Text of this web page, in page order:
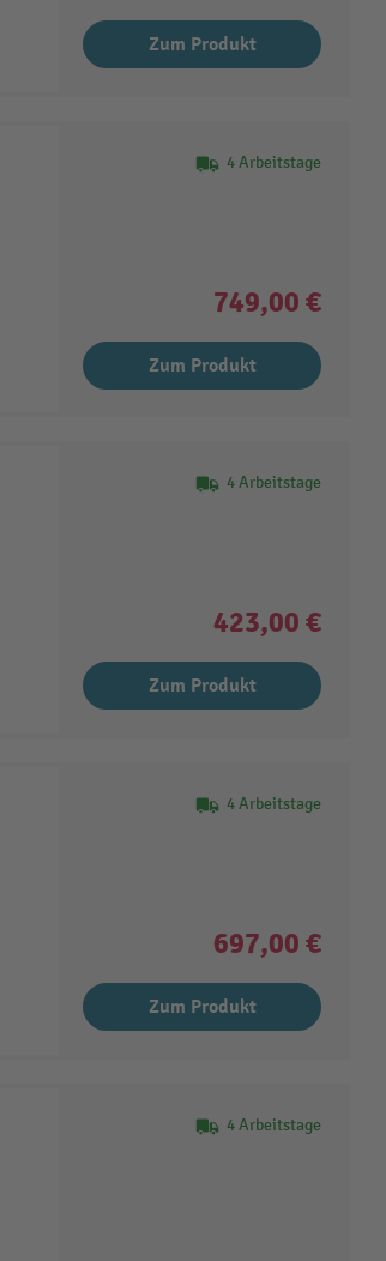
Zum Produkt
4 Arbeitstage
749,00 €
Zum Produkt
4 Arbeitstage
423,00 €
Zum Produkt
4 Arbeitstage
697,00 €
Zum Produkt
4 Arbeitstage